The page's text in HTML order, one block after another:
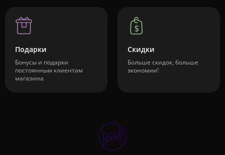
Подарки
Бонусы и подарки
постоянным клиентам
магазина
Скидки
Больше скидок, больше
экономии!